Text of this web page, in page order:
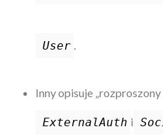
User .
Inny opisuje
ExternalAuth i